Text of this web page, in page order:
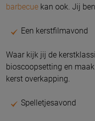
barbecue kan ook. Jij
Een kerstfilmavond
Waar kijk jij de
bioscoopsetting en
kerst overkapping.
Spelletjesavond